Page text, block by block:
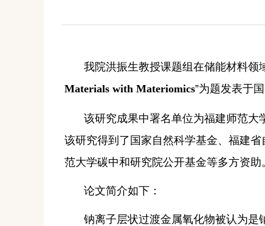
我院洪振生教授课题组在储能材料领
Materials with Materiomics”为题发表于
该研究成果中署名单位为福建师范大
该研究得到了国家自然科学基金、福建
范大学碳中和研究院公开基金等多方资助
论文简介如下：
钠离子层状过渡金属氧化物被认为是